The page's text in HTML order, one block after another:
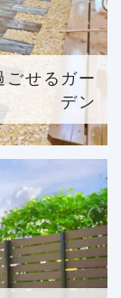
せるガー
デン